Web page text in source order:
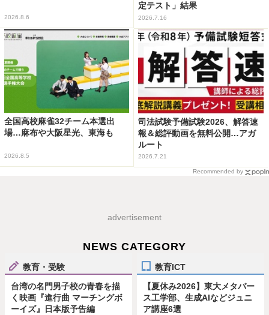
2026.8.6
定テスト」結果
2026.7.16
全国高校麻雀32チーム本選出
場…麻布や大阪星光、東海も
2026.8.5
司法試験予備試験2026、解答速
報＆総評動画を無料公開…アガ
ルート
2026.7.21
Recommended by
advertisement
NEWS CATEGORY
教育・受験
台湾の名門男子校の青春を描
く映画『進行曲 マーチングボ
ーイズ』日本版予告編
教育ICT
【夏休み2026】東大メタバー
ス工学部、生成AIなどジュニ
ア講座6選